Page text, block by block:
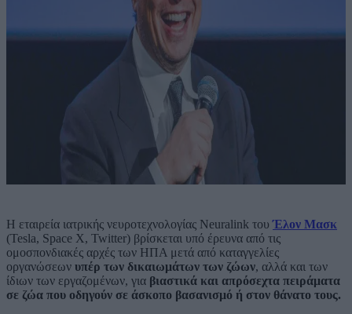
Η εταιρεία ιατρικής νευροτεχνολογίας Neuralink τουΈλον Μασκ
(Tesla, Space X, Twitter) βρίσκεται υπό έρευνα από τις
ομοσπονδιακές αρχές των ΗΠΑ μετά από καταγγελίες
οργανώσεων υπέρ των δικαιωμάτων των ζώων, αλλά και των
ίδιων των εργαζομένων, για βιαστικά και απρόσεχτα πειράματα
σε ζώα που οδηγούν σε άσκοπο βασανισμό ή στον θάνατο τους.